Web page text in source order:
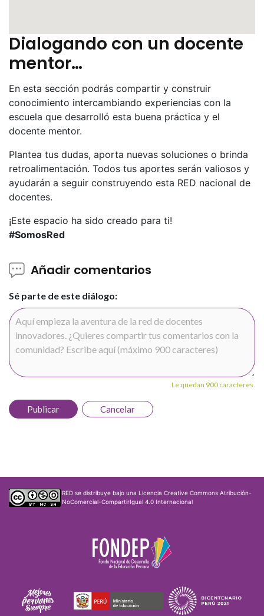
Dialogando con un docente
mentor…
En esta sección podrás compartir y construir
conocimiento intercambiando experiencias con la
escuela que desarrolló esta buena práctica y el
docente mentor.
Plantea tus dudas, aporta nuevas soluciones o brinda
retroalimentación. Todos tus aportes serán valiosos y
ayudarán a seguir construyendo esta RED nacional de
docentes.
¡Este espacio ha sido creado para ti!
#SomosRed
Añadir comentarios
Sé parte de este diálogo:
Le quedan 900 caracteres.
Publicar Cancelar
RED se distribuye bajo una Licencia Creative Commons Atribución-
NoComercial-CompartirIgual 4.0 Internacional